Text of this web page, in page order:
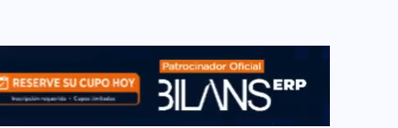
23 FEBRERO, 2024